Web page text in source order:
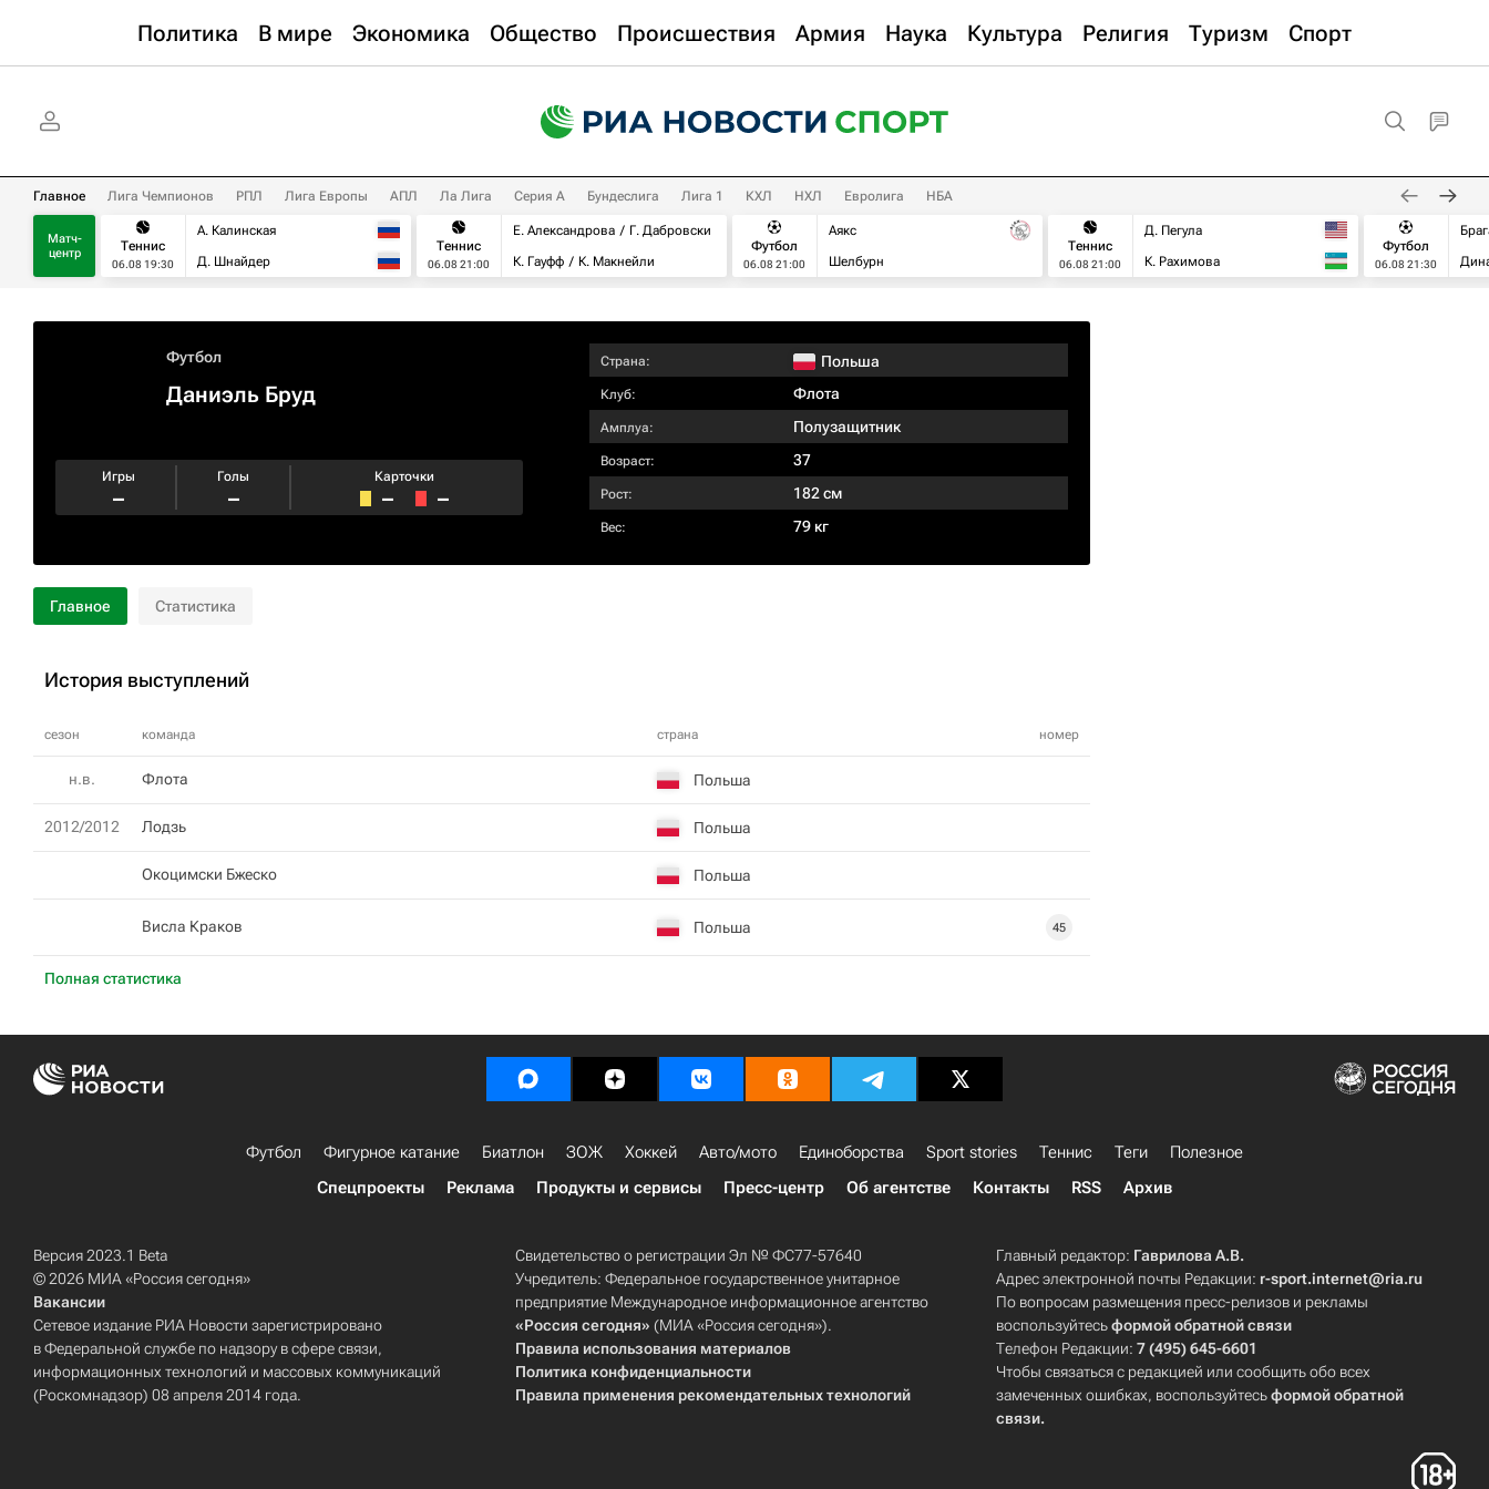
Политика В мире Экономика Общество Происшествия Армия Наука Культура Религия Туризм Спорт
Главное Лига Чемпионов РПЛ Лига Европы АПЛ Ла Лига Серия А Бундеслига Лига 1 КХЛ НХЛ Евролига НБА
Матч-
центр
Теннис
06.08 19:30
А. Калинская
Д. Шнайдер
Теннис
06.08 21:00
Е. Александрова
Г. Дабровски
К. Гауфф
К. Макнейли
Футбол
06.08 21:00
Аякс
Шелбурн
Теннис
06.08 21:00
Д. Пегула
К. Рахимова
Футбол
06.08 21:30
Футбол
Даниэль Бруд
Игры
–
Голы
–
Карточки
– –
Страна: Польша
Клуб: Флота
Амплуа: Полузащитник
Возраст: 37
Рост: 182 см
Вес: 79 кг
Главное Статистика
История выступлений
сезон команда страна номер
Полная статистика
н.в. Флота Польша
2012/2012 Лодзь Польша
Окоцимски Бжеско Польша
Висла Краков Польша 45
Футбол Фигурное катание Биатлон ЗОЖ Хоккей Авто/мото Единоборства Sport stories Теннис Теги
Полезное
Спецпроекты
Реклама Продукты и сервисы Пресс-центр Об агентстве Контакты RSS Архив
Версия 2023.1 Beta
© 2026 МИА «Россия сегодня»
Вакансии
Сетевое издание РИА Новости зарегистрировано
в Федеральной службе по надзору в сфере связи,
информационных технологий и массовых коммуникаций
(Роскомнадзор) 08 апреля 2014 года.
Свидетельство о регистрации Эл № ФС77-57640
Учредитель: Федеральное государственное унитарное
предприятие Международное информационное агентство
«Россия сегодня» (МИА «Россия сегодня»).
Правила использования материалов
Политика конфиденциальности
Правила применения рекомендательных технологий
Главный редактор: Гаврилова А.В.
Адрес электронной почты Редакции: r-sport.internet@ria.ru
По вопросам размещения пресс-релизов и рекламы
воспользуйтесьформой обратной связи
Телефон Редакции:7 (495) 645-6601
Чтобы связаться с редакцией или сообщить обо всех
замеченных ошибках, воспользуйтесьформой обратной
связи.